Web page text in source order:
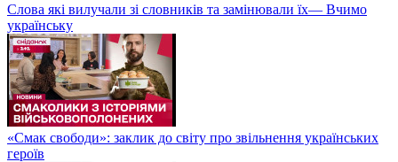
Слова які вилучали зі словників та замінювали їх— Вчимо
українську
«Смак свободи»: заклик до світу про звільнення українських
героїв